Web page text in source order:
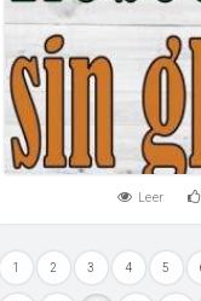
Leer
1 2 3 4 5